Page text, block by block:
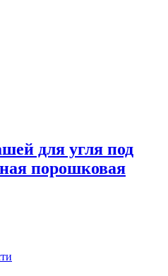
для угля под
порошковая